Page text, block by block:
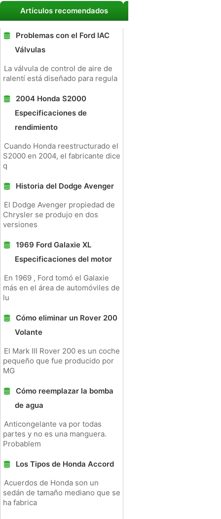
Artículos recomendados
Problemas con el Ford IAC
Válvulas
La válvula de control de aire de
ralentí está diseñado para regula
2004 Honda S2000
Especificaciones de
rendimiento
Cuando Honda reestructurado el
S2000 en 2004, el fabricante dice
q
Historia del Dodge Avenger
El Dodge Avenger propiedad de
Chrysler se produjo en dos
versiones
1969 Ford Galaxie XL
Especificaciones del motor
En 1969 , Ford tomó el Galaxie
más en el área de automóviles de
lu
Cómo eliminar un Rover 200
Volante
El Mark III Rover 200 es un coche
pequeño que fue producido por
MG
Cómo reemplazar la bomba
de agua
Anticongelante va por todas
partes y no es una manguera.
Probablem
Los Tipos de Honda Accord
Acuerdos de Honda son un
sedán de tamaño mediano que se
ha fabrica